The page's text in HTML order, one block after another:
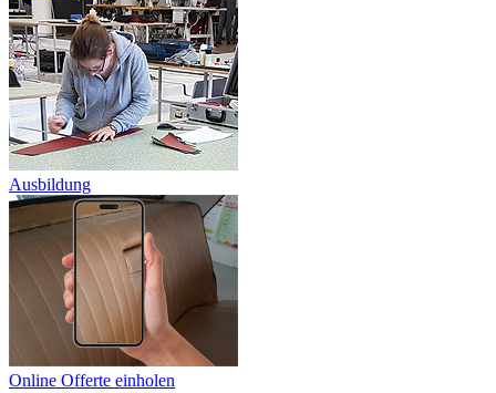
Ausbildung
Online Offerte einholen